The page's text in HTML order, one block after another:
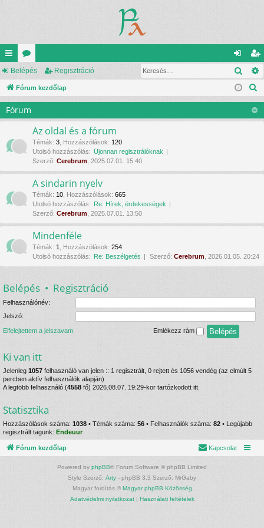
yo
rs
lin
ke
k
ór
u
ok
el
ép
eg
is
ztr
ác
Belépés Regisztráció
Fórum kezdőlap
Fórum
Az oldal és a fórum
Témák: 3 Hozzászólások: 120
Utolsó hozzászólás: Újonnan regisztrálóknak
Szerző: Cerebrum , 2025.07.01. 15:40
A sindarin nyelv
Témák: 10 Hozzászólások: 665
Utolsó hozzászólás: Re: Hírek, érdekességek
Szerző: Cerebrum , 2025.07.01. 13:50
Mindenféle
Témák: 1 Hozzászólások: 254
Utolsó hozzászólás: Re: Beszélgetés Szerző: Cerebrum , 2026.01.05. 20:24
Belépés • Regisztráció
Felhasználónév:
Jelszó:
Elfelejtettem a jelszavam Emlékezz rám
Ki van itt
Jelenleg 1057 felhasználó van jelen :: 1 regisztrált, 0 rejtett és 1056 vendég (az elmúlt 5
percben aktív felhasználók alapján)
A legtöbb felhasználó (4558 fő) 2026.08.07. 19:29-kor tartózkodott itt.
Statisztika
Hozzászólások száma: 1038 • Témák száma: 56 • Felhasználók száma: 82 • Legújabb
regisztrált tagunk: Endeuur
Fórum kezdőlap Kapcsolat
Powered by phpBB® Forum Software © phpBB Limited
Style Szerző: Arty - phpBB 3.3 Szerző: MrGaby
Magyar fordítás © Magyar phpBB Közösség
Adatvédelmi nyilatkozat| Használati feltételek